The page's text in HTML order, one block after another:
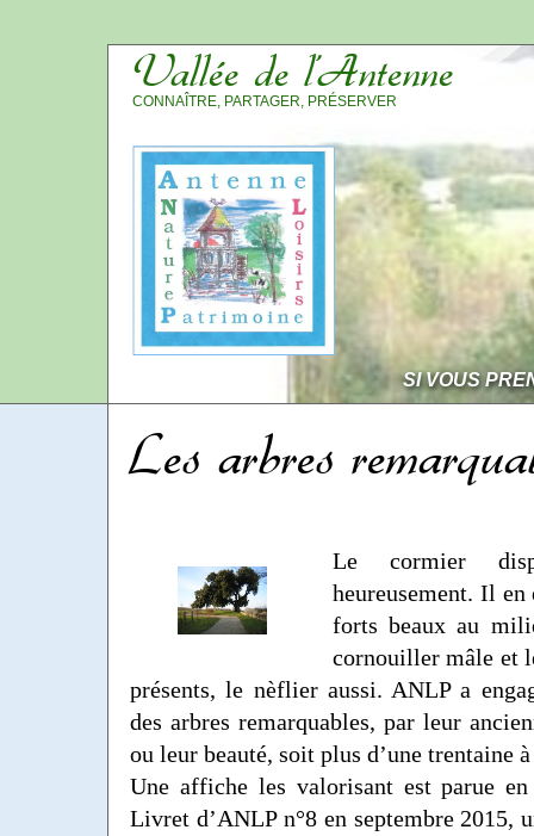
Vallée de l’Antenne
CONNAÎTRE, PARTAGER, PRÉSERVER
SI VOUS
Les arbres
Le cormier
heureusement. Il en
forts beaux au
cornouiller mâle et
présents, le nèflier aussi. ANLP a
des arbres remarquables, par leur
ou leur beauté, soit plus d’une trentaine
Une affiche les valorisant est parue
Livret d’ANLP n°8 en septembre 2015,